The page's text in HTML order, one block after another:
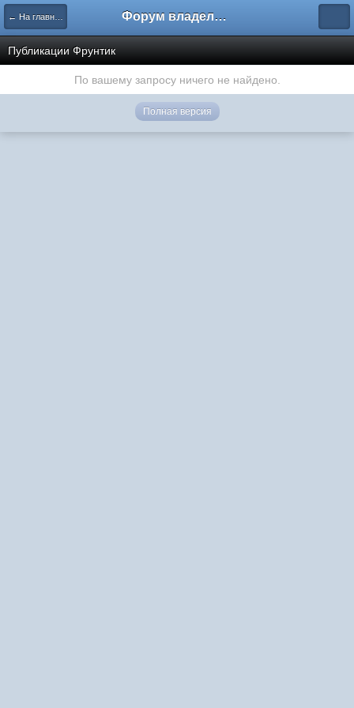
← На главную Форум владельцев интернет-магазинов
Публикации Фрунтик
По вашему запросу ничего не найдено.
Полная версия